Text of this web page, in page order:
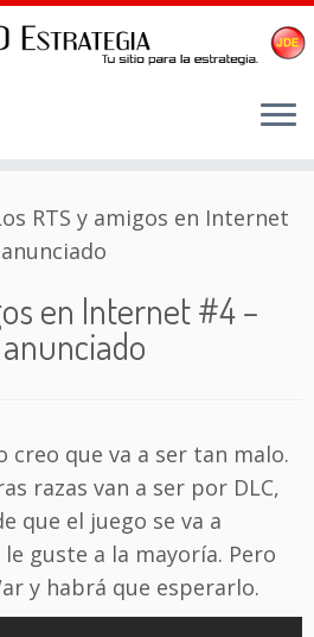
RTS y amigos en Internet
en Internet #4 –
creo que va a ser tan malo.
razas van a ser por DLC,
que el juego se va a
guste a la mayoría. Pero
y habrá que esperarlo.